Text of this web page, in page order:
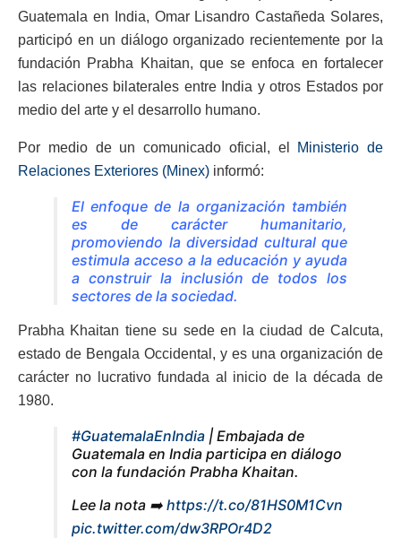
Guatemala en India, Omar Lisandro Castañeda Solares,
participó en un diálogo organizado recientemente por la
fundación Prabha Khaitan, que se enfoca en fortalecer
las relaciones bilaterales entre India y otros Estados por
medio del arte y el desarrollo humano.
Por medio de un comunicado oficial, el
Ministerio de
Relaciones Exteriores (Minex) informó:
El enfoque de la organización también
es de carácter humanitario,
promoviendo la diversidad cultural que
estimula acceso a la educación y ayuda
a construir la inclusión de todos los
sectores de la sociedad.
Prabha Khaitan tiene su sede en la ciudad de Calcuta,
estado de Bengala Occidental, y es una organización de
carácter no lucrativo fundada al inicio de la década de
1980.
#GuatemalaEnIndia | Embajada de
Guatemala en India participa en diálogo
con la fundación Prabha Khaitan.
Lee la nota ➡️ https://t.co/81HS0M1Cvn
pic.twitter.com/dw3RPOr4D2